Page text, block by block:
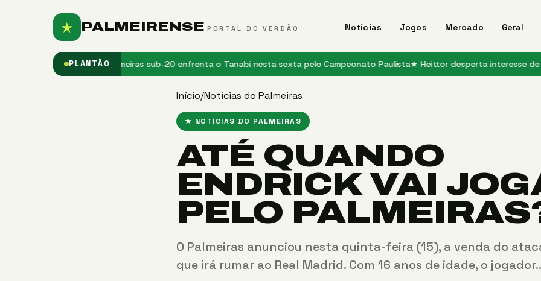
★ PALMEIRENSE PORTAL DO VERDÃO Notícias Jogos Mercado Geral
PLANTÃO
★ Palmeiras sub-20 enfrenta o Tanabi nesta sexta pelo Campeonato Paulista★ Heittor desperta interesse de grandes
Início/Notícias do Palmeiras
★ NOTÍCIAS DO PALMEIRAS
ATÉ QUANDO
ENDRICK VAI
PELO
O Palmeiras anunciou nesta quinta-feira (15), a venda do
que irá rumar ao Real Madrid. Com 16 anos de idade, o